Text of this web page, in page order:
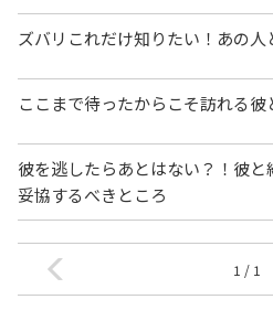
ズバリこれだけ知りたい！あの人
ここまで待ったからこそ訪れる彼
彼を逃したらあとはない？！彼
妥協するべきところ
1 / 1